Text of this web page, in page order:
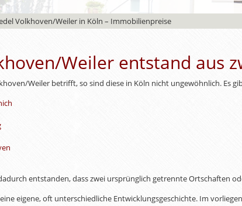
Volkhoven/Weiler in Köln – Immobilienpreise
Weiler entstand aus
Weiler betrifft, so sind diese in Köln nicht ungewöhnlich. Es
entstanden, dass zwei ursprünglich getrennte Ortschaften
eigene, oft unterschiedliche Entwicklungsgeschichte. Im